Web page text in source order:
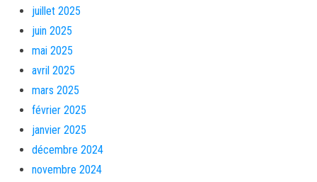
juillet 2025
juin 2025
mai 2025
avril 2025
mars 2025
février 2025
janvier 2025
décembre 2024
novembre 2024